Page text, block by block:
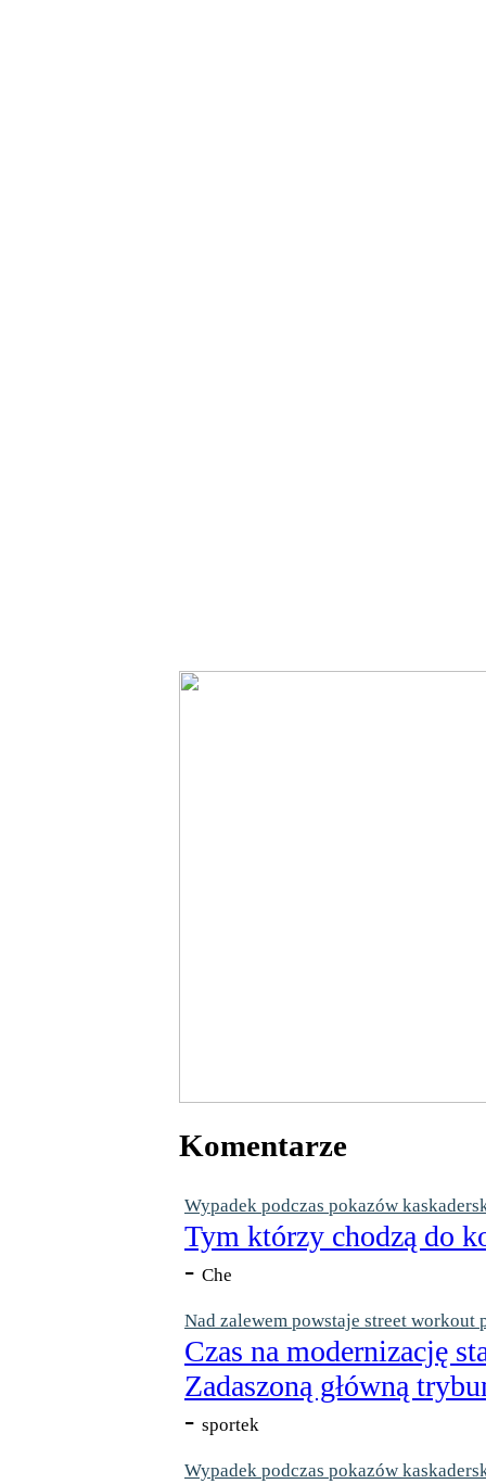
Komentarze
Wypadek podczas pokazów
Tym którzy chodzą do
- Che
Nad zalewem powstaje street workout
Czas na modernizację
Zadaszoną główną
- sportek
Wypadek podczas pokazów